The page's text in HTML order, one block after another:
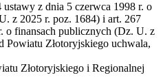
z dnia 5 czerwca 1998 r. o
z 2025 r. poz. 1684) i art. 267
o finansach publicznych (Dz. U. z
Powiatu Złotoryjskiego uchwala,
Złotoryjskiego i Regionalnej